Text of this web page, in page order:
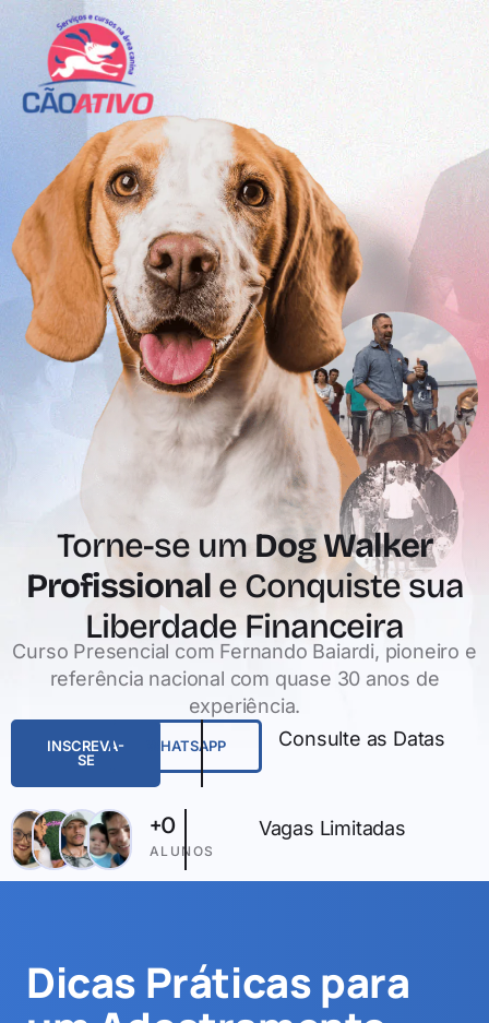
Torne-se umDog Walker
Profissional e Conquiste sua
Liberdade Financeira
Curso Presencial com Fernando Baiardi, pioneiro e
referência nacional com quase 30 anos de
experiência.
INSCREVA-
SE
WHATSAPP Consulte as Datas
ALUNOS
+0 Vagas Limitadas
Dicas Práticas para